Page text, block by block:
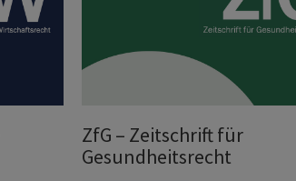
ZfG – Zeitschrift für
Gesundheitsrecht